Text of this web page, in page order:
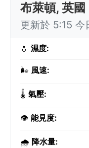
布萊頓, 英
更新於 5:15 今
💧 濕度:
🌬️ 風速:
🌡️ 氣壓:
👁️ 能見度:
🌧️ 降水量: